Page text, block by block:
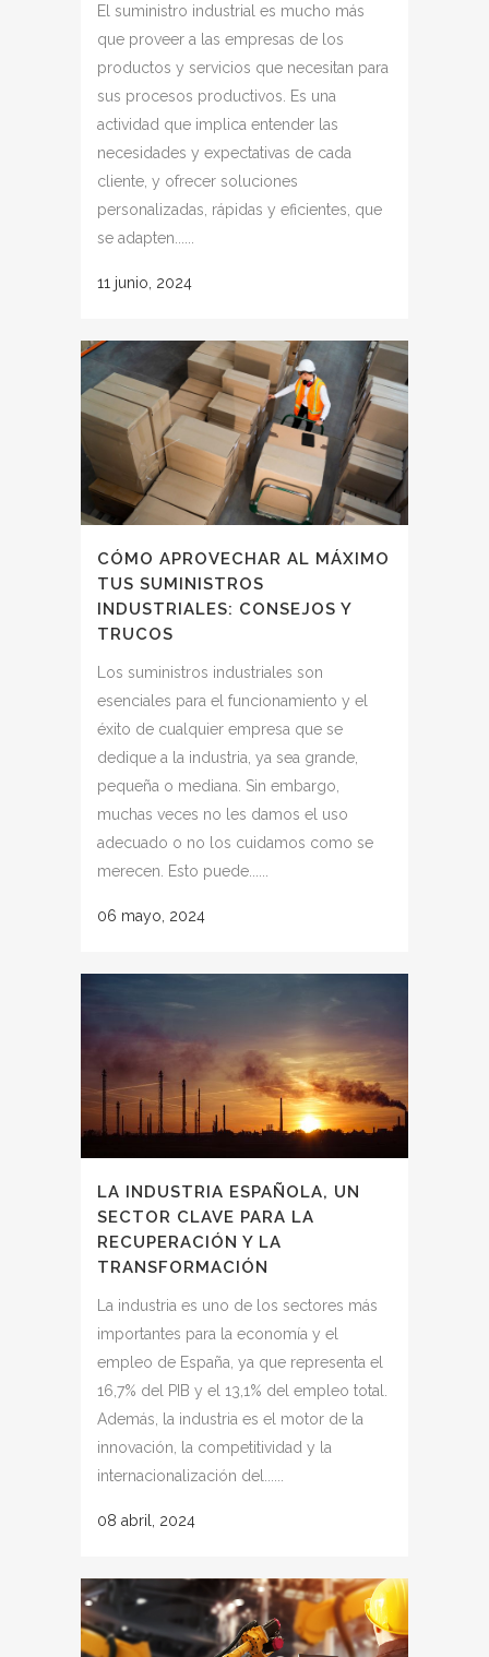
El suministro industrial es mucho más
que proveer a las empresas de los
productos y servicios que necesitan para
sus procesos productivos. Es una
actividad que implica entender las
necesidades y expectativas de cada
cliente, y ofrecer soluciones
personalizadas, rápidas y eficientes, que
se adapten......
11 junio, 2024
CÓMO APROVECHAR AL MÁXIMO
TUS SUMINISTROS
INDUSTRIALES: CONSEJOS Y
TRUCOS
Los suministros industriales son
esenciales para el funcionamiento y el
éxito de cualquier empresa que se
dedique a la industria, ya sea grande,
pequeña o mediana. Sin embargo,
muchas veces no les damos el uso
adecuado o no los cuidamos como se
merecen. Esto puede......
06 mayo, 2024
LA INDUSTRIA ESPAÑOLA, UN
SECTOR CLAVE PARA LA
RECUPERACIÓN Y LA
TRANSFORMACIÓN
La industria es uno de los sectores más
importantes para la economía y el
empleo de España, ya que representa el
16,7% del PIB y el 13,1% del empleo total.
Además, la industria es el motor de la
innovación, la competitividad y la
internacionalización del......
08 abril, 2024